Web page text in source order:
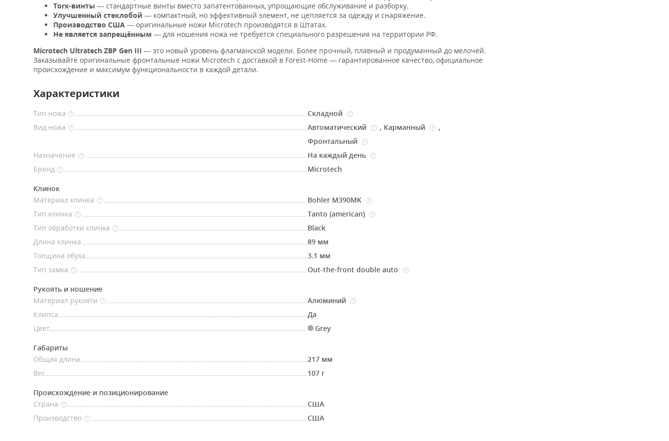
Torx-винты — стандартные винты вместо запатентованных, упрощающие обслуживание и разборку.
Улучшенный стеклобой — компактный, но эффективный элемент, не цепляется за одежду и снаряжение.
Производство США — оригинальные ножи Microtech производятся в Штатах.
Не является запрещённым — для ношения ножа не требуется специального разрешения на территории РФ.
Microtech Ultratech ZBP Gen III — это новый уровень флагманской модели. Более прочный, плавный и продуманный до мелочей.
Заказывайте оригинальные фронтальные ножи Microtech с доставкой в Forest-Home — гарантированное качество, официальное
происхождение и максимум функциональности в каждой детали.
Характеристики
Тип ножа ? Складной ?
Вид ножа ? Автоматический ? , Карманный ?
,
Фронтальный
?
Назначение ? На каждый день ?
Бренд ? Microtech
Клинок
Материал клинка
? Bohler M390MK ?
Тип клинка ? Tanto (american) ?
Тип обработки клинка ?
Black
Длина клинка
89 мм
Толщина обуха
3.1 мм
Тип замка
? Out-the-front double auto ?
Рукоять и ношение
Материал рукояти
? Алюминий ?
Клипса
Да
Цвет
Grey
Габариты
Общая длина
217 мм
Вес
107 г
Происхождение и позиционирование
Страна
?
США
Производство
? США